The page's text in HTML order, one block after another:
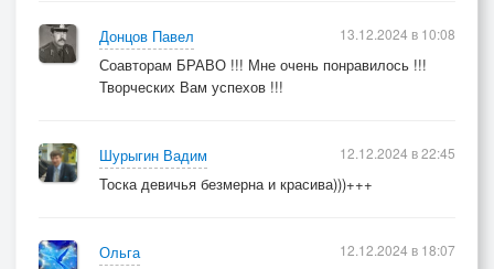
Донцов Павел
Соавторам БРАВО !!! Мне очень понравилось !!!
Творческих Вам успехов !!!
13.12.2024 в 10:08
Шурыгин Вадим
Тоска девичья безмерна и красива)))+++
12.12.2024 в 22:45
Ольга
12.12.2024 в 18:07